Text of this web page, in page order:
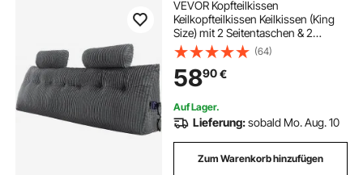
VEVOR Kopfteilkissen
Keilkopfteilkissen Keilkissen (King
Size) mit 2 Seitentaschen & 2
Kopfstützen, Bettkeilkissen mit
waschbarem Flanelltuch, zum
Lesen Spielen Arbeiten Grau (1920 x
205 x 530 mm)
(64)
5890€
Auf Lager.
Lieferung:sobald Mo. Aug. 10
Zum Warenkorb hinzufügen